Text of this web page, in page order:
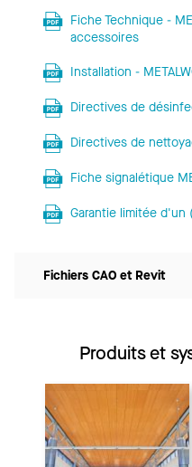
Fiche Technique -
accessoires
Installation -
Directives de
Directives de
Fiche signalétique
Garantie limitée d'un
Fichiers CAO et Revit
Produits et